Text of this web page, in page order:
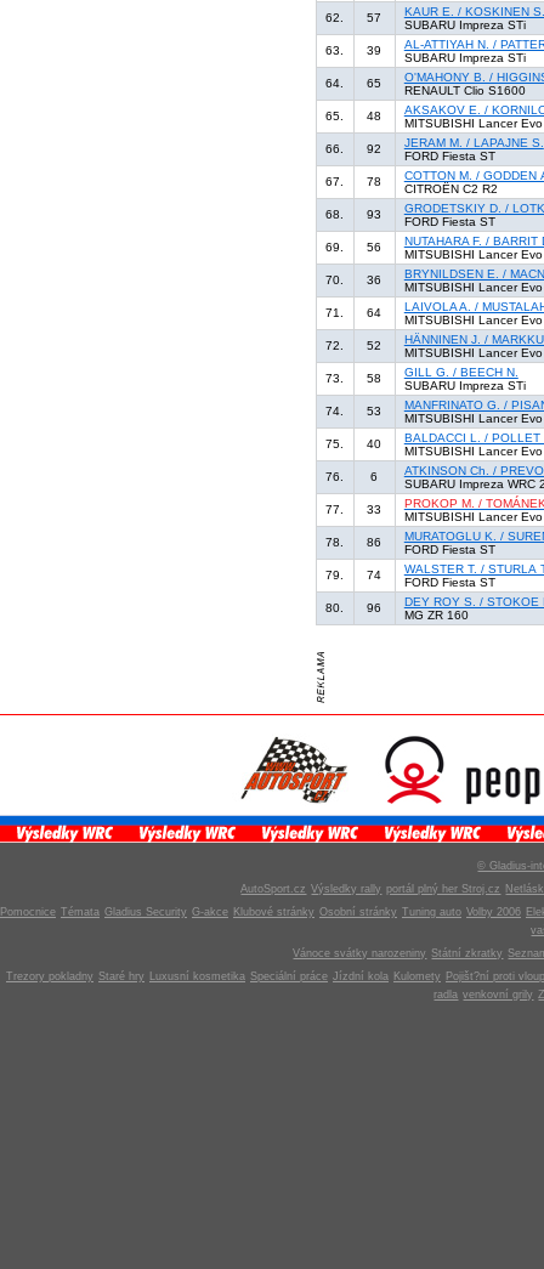
62.
57
KAUR E. / KOSKINEN S.
SUBARU Impreza STi
63.
39
AL-ATTIYAH N. /
SUBARU Impreza STi
64.
65
O'MAHONY B. /
RENAULT Clio S1600
65.
48
AKSAKOV E. /
MITSUBISHI Lancer
66.
92
JERAM M. / LAPAJNE S.
FORD Fiesta ST
67.
78
COTTON M. / GODDEN
CITROËN C2 R2
68.
93
GRODETSKIY D. /
FORD Fiesta ST
69.
56
NUTAHARA F. / BARRIT
MITSUBISHI Lancer
70.
36
BRYNILDSEN E. /
MITSUBISHI Lancer
71.
64
LAIVOLA A. /
MITSUBISHI Lancer
72.
52
HÄNNINEN J. /
MITSUBISHI Lancer
73.
58
GILL G. / BEECH N.
SUBARU Impreza STi
74.
53
MANFRINATO G. /
MITSUBISHI Lancer
75.
40
BALDACCI L. / POLLET
MITSUBISHI Lancer
76.
6
ATKINSON Ch. /
SUBARU Impreza WRC
77.
33
PROKOP M. /
MITSUBISHI Lancer
78.
86
MURATOGLU K. /
FORD Fiesta ST
79.
74
WALSTER T. / STURLA
FORD Fiesta ST
80.
96
DEY ROY S. / STOKOE
MG ZR 160
© Gladius-
AutoSport.cz Výsledky rally portál plný her Stroj.cz
Pomocnice Témata Gladius Security G-akce Klubové stránky Osobní stránky Tuning auto Volby 2006
Vánoce svátky narozeniny Státní zkratky
Trezory pokladny Staré hry Luxusní kosmetika Speciální práce Jízdní kola Kulomety
Pojišt?ní proti
radla venkovní grily